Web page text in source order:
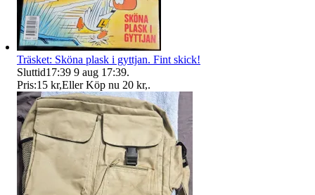
Träsket: Sköna plask i gyttjan. Fint skick!
Sluttid17:39 9 aug 17:39.
Pris:15 kr,Eller Köp nu 20 kr,.